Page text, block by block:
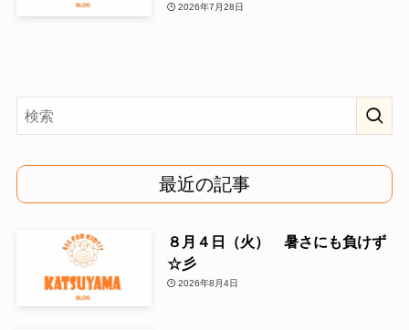
2026年7月28日
最近の記事
８月４日（火） 暑さにも負けず
☆彡
2026年8月4日